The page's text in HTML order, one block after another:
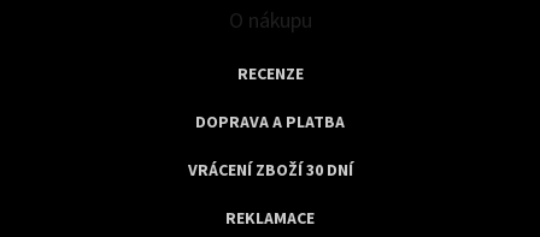
O nákupu
RECENZE
DOPRAVA A PLATBA
VRÁCENÍ ZBOŽÍ 30 DNÍ
REKLAMACE